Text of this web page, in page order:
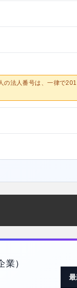
法人番号は、一律で
）